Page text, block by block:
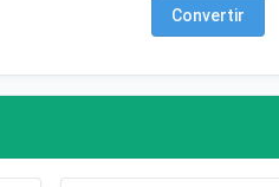
Convertir